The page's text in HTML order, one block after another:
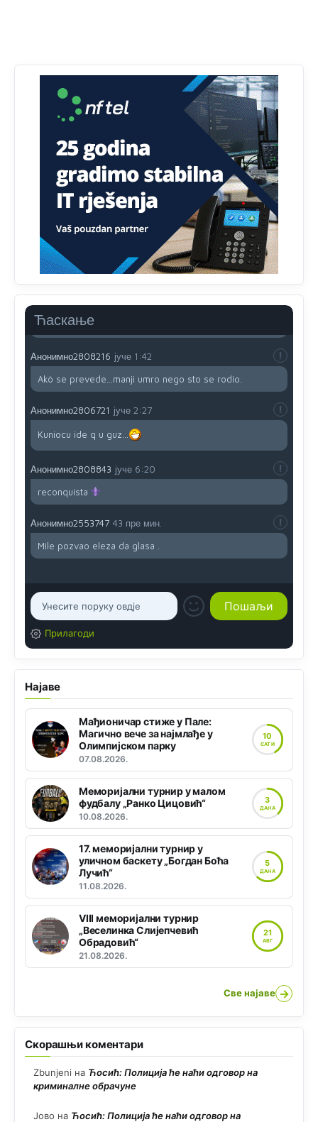
Ћаскање
slabije.Izzivota iskljuci tri stvari uvredu,neznanje i
dok si ziv gaji tri stvari dobrotu,pamet i
prijateljstvo!!
Анонимно2806721
791 BiH nije priznala Kosovo kao nezavisnu državu jer
genocidna tvorevina pravi smetnju a recimo Srbija je
davnopriznala.Nasvakom proizvodu iz Srbije stoji -
uvoznik za Kosovo
Анонимно2806721
12:45
Sve i da se nekim čudom vojska Srbije "vrati" na
Kosovo-kome će se vratiti? Gdje je dobrodošla i koga
da brani? A imamo vojsku Kosova kojoj želimo svako
dobro i da se što bolje opreme
i mi tebi želimo dug život i tešku bolest
Анонимно2808216 јуче 1:42
Akò se prevede...manji umro nego sto se rodio.
Анонимно2806721 јуче 2:27
Kuniocu ide q u guz...
Анонимно2808843 јуче 6:20
reconquista
Анонимно2553747 43 пре мин.
Mile pozvao eleza da glasa .
Прилагоди
Најаве
Мађионичар стиже у Пале:
Магично вече за најмлађе у
Олимпијском парку
07.08.2026.
10
САТИ
Меморијални турнир у малом
фудбалу „Ранко Цицовић“
10.08.2026.
3
ДАНА
17. меморијални турнир у
уличном баскету „Богдан Боћа
Лучић“
11.08.2026.
5
ДАНА
VIII меморијални турнир
„Веселинка Слијепчевић
Обрадовић“
21.08.2026.
21
АВГ
Све најаве →
Скорашњи коментари
Zbunjeni на Ћосић: Полиција ће наћи одговор на
криминалне обрачуне
Јово на Ћосић: Полиција ће наћи одговор на